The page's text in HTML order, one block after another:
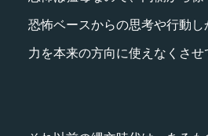
恐怖ベースからの思考や行動し
力を本来の方向に使えなくさせ